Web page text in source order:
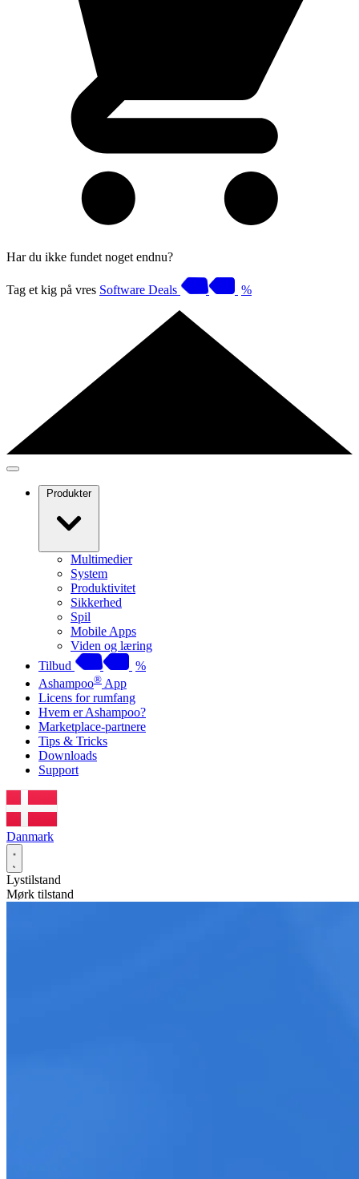
Har du ikke fundet noget endnu?
Tag et kig på vres Software Deals %
Produkter
Multimedier
System
Produktivitet
Sikkerhed
Spil
Mobile Apps
Viden og læring
Tilbud
%
Ashampoo® App
Licens for rumfang
Hvem er Ashampoo?
Marketplace-partnere
Tips & Tricks
Downloads
Support
Danmark
Lystilstand
Mørk tilstand